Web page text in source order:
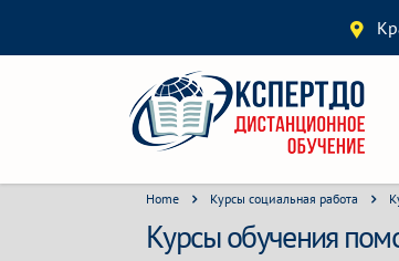
Home Курсы социальная работа
Курсы обучения